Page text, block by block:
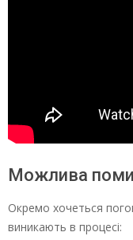
Можлива
Окремо хочеться
виникають в процесі: